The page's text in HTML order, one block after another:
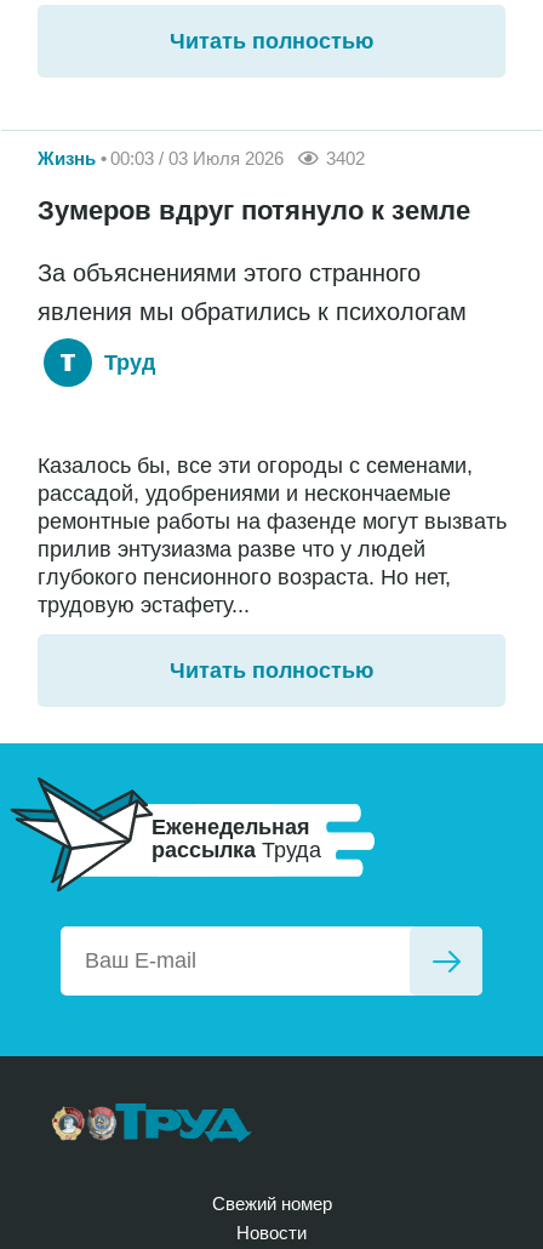
Читать полностью
Жизнь 00:03 / 03 Июля 2026 3402
Зумеров вдруг потянуло к земле
За объяснениями этого странного
явления мы обратились к психологам
Труд
Казалось бы, все эти огороды с семенами,
рассадой, удобрениями и нескончаемые
ремонтные работы на фазенде могут вызвать
прилив энтузиазма разве что у людей
глубокого пенсионного возраста. Но нет,
трудовую эстафету...
Читать полностью
Еженедельная
рассылка Труда
Свежий номер
Новости